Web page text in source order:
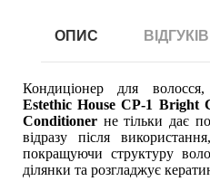
ОПИС
Кондиціонер для
Estethic House CP-1 Bright
Conditioner не тільки дає
відразу після
покращуючи структуру
ділянки та розгладжує